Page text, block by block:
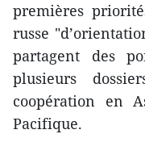
premières
russe
partagent des
plusieurs
coopération en
Pacifique.